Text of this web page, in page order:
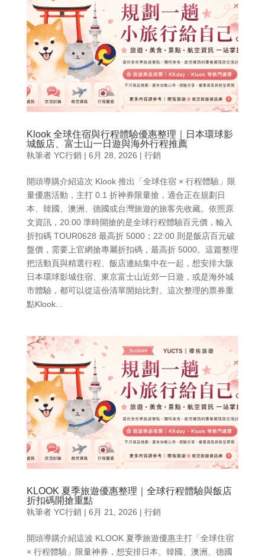
Klook 全球住宿與行程體驗優惠整理｜日本環球影
城飯店、富士山一日遊與海外行程推薦
執筆者 YC行銷| 6月 28, 2026 | 行銷
開頭導購介紹這次 Klook 推出「全球住宿 × 行程體驗」限
量優惠活動，主打 0.1 折神券限量搶，適合正在規劃日
本、韓國、澳洲、德國或台灣旅遊的旅客先收藏。依照原
文資訊，20:00 準時開搶的是全球行程體驗百元價，輸入
折扣碼 TOUR0628 最高折 5000；22:00 則是飯店百元破
盤價，需要上官網搶專屬折扣碼，最高折 5000。這篇整理
把活動頁與精選行程、飯店連結集中在一起，想安排大阪
日本環球影城住宿、東京富士山近郊一日遊，或是海外城
市體驗，都可以從這份清單開始比對。這次整理的票券重
點Klook...
KLOOK 夏季旅遊優惠整理｜全球行程體驗與飯店
折扣碼開搶重點
執筆者 YC行銷| 6月 21, 2026 | 行銷
開頭導購介紹這波 KLOOK 夏季旅遊優惠主打「全球住宿
× 行程體驗」限量神券，想安排日本、韓國、澳洲、德國